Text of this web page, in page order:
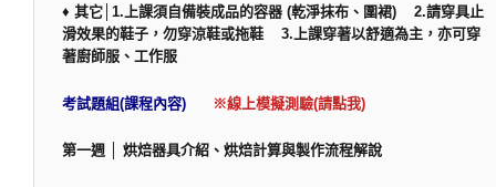
♦ 其它│1.上課須自備裝成品的容器 (乾淨抹布、圍裙) 2.請穿具止
滑效果的鞋子，勿穿涼鞋或拖鞋 3.上課穿著以舒適為主，亦可穿
著廚師服、工作服
考試題組(課程內容) ※線上模擬測驗(請點我)
第一週 │ 烘焙器具介紹、烘焙計算與製作流程解說